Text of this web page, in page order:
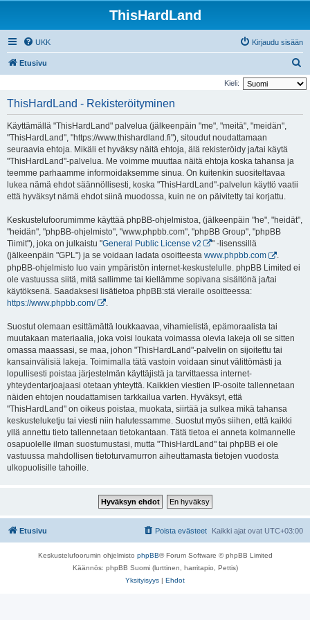
ThisHardLand
UKK Kirjaudu sisään
Etusivu
t
Kieli:
ThisHardLand - Rekisteröityminen
Käyttämällä "ThisHardLand" palvelua (jälkeenpäin "me", "meitä", "meidän",
"ThisHardLand", "https://www.thishardland.fi"), sitoudut noudattamaan
seuraavia ehtoja. Mikäli et hyväksy näitä ehtoja, älä rekisteröidy ja/tai käytä
"ThisHardLand"-palvelua. Me voimme muuttaa näitä ehtoja koska tahansa ja
teemme parhaamme informoidaksemme sinua. On kuitenkin suositeltavaa
lukea nämä ehdot säännöllisesti, koska "ThisHardLand"-palvelun käyttö vaatii
että hyväksyt nämä ehdot siinä muodossa, kuin ne on päivitetty tai korjattu.
Keskustelufoorumimme käyttää phpBB-ohjelmistoa, (jälkeenpäin "he", "heidät",
"heidän", "phpBB-ohjelmisto", "www.phpbb.com", "phpBB Group", "phpBB
Tiimit"), joka on julkaistu "General Public License v2
" -lisenssillä
(jälkeenpäin "GPL") ja se voidaan ladata osoitteesta www.phpbb.com
.
phpBB-ohjelmisto luo vain ympäristön internet-keskustelulle. phpBB Limited ei
ole vastuussa siitä, mitä sallimme tai kiellämme sopivana sisältönä ja/tai
käytöksenä. Saadaksesi lisätietoa phpBB:stä vieraile osoitteessa:
https://www.phpbb.com/
Suostut olemaan esittämättä loukkaavaa, vihamielistä, epämoraalista tai
muutakaan materiaalia, joka voisi loukata voimassa olevia lakeja oli se sitten
omassa maassasi, se maa, johon "ThisHardLand"-palvelin on sijoitettu tai
kansainvälisiä lakeja. Toimimalla tätä vastoin voidaan sinut välittömästi ja
lopullisesti poistaa järjestelmän käyttäjistä ja tarvittaessa internet-
yhteydentarjoajaasi otetaan yhteyttä. Kaikkien viestien IP-osoite tallennetaan
näiden ehtojen noudattamisen tarkkailua varten. Hyväksyt, että
"ThisHardLand" on oikeus poistaa, muokata, siirtää ja sulkea mikä tahansa
keskusteluketju tai viesti niin halutessamme. Suostut myös siihen, että kaikki
yllä annettu tieto tallennetaan tietokantaan. Tätä tietoa ei anneta kolmannelle
osapuolelle ilman suostumustasi, mutta "ThisHardLand" tai phpBB ei ole
vastuussa mahdollisen tietoturvamurron aiheuttamasta tietojen vuodosta
ulkopuolisille tahoille.
Etusivu Kaikki ajat ovat UTC+03:00
Poista evästeet
Keskustelufoorumin ohjelmisto phpBB® Forum Software © phpBB Limited
Käännös: phpBB Suomi (lurttinen, harritapio, Pettis)
Yksityisyys | Ehdot